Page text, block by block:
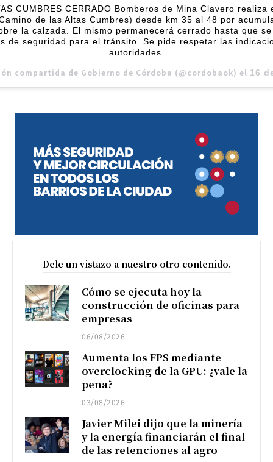
CUMBRES CERRADO Bomberos de Mina Clavero
de las Altas Cumbres) desde km 35 al 48 por
la calzada. El mismo permanecerá cerrado hasta que
de seguridad para el tránsito. Se pide respetar las
autoridades.
compartida de Gobierno de Córdoba (@cordobaok) el 16 de Jul
Dele un vistazo a nuestro otro contenido.
Cómo se ejecuta hoy la
construcción de oficinas para
empresas
06/08/2026
Aumenta los FPS mediante
overclocking de la GPU: ¿vale la
pena?
03/08/2026
Javier Milei dijo que la minería
y la energía financiarán el final
de las retenciones al agro